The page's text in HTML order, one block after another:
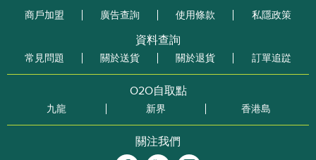
商戶加盟
廣告查詢 使用條款 私隱政策
資料查詢
常見問題 關於送貨 關於退貨 訂單追踨
O2O自取點
九龍 新界 香港島
關注我們